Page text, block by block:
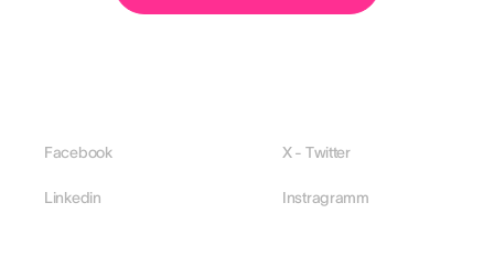
Facebook X - Twitter
Linkedin Instragramm